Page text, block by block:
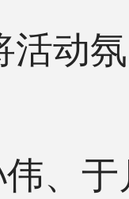
活动
、